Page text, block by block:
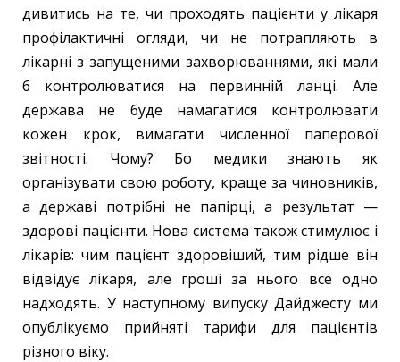
дивитись на те, чи проходять пацієнти у лікаря
профілактичні огляди, чи не потрапляють в
лікарні з запущеними захворюваннями, які мали
б контролюватися на первинній ланці. Але
держава не буде намагатися контролювати
кожен крок, вимагати численної паперової
звітності. Чому? Бо медики знають як
організувати свою роботу, краще за чиновників,
а державі потрібні не папірці, а результат —
здорові пацієнти. Нова система також стимулює і
лікарів: чим пацієнт здоровіший, тим рідше він
відвідує лікаря, але гроші за нього все одно
надходять. У наступному випуску Дайджесту ми
опублікуємо прийняті тарифи для пацієнтів
різного віку.